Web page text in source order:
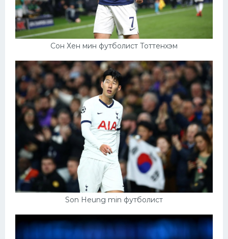
Сон Хен мин футболист Тоттенхэм
Son Heung min футболист